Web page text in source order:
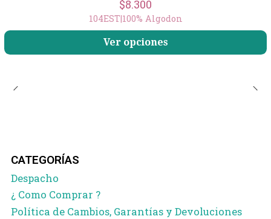
$8.300
104EST|100% Algodon
Ver opciones
CATEGORÍAS
Despacho
¿ Como Comprar ?
Política de Cambios, Garantías y Devoluciones